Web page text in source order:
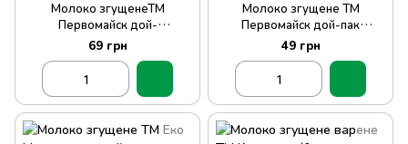
Молоко згущенеТМ
Первомайск дой-
пак440г*20шт
69 грн
Молоко згущене ТМ
Первомайск дой-пак
0.290г*20шт
49 грн